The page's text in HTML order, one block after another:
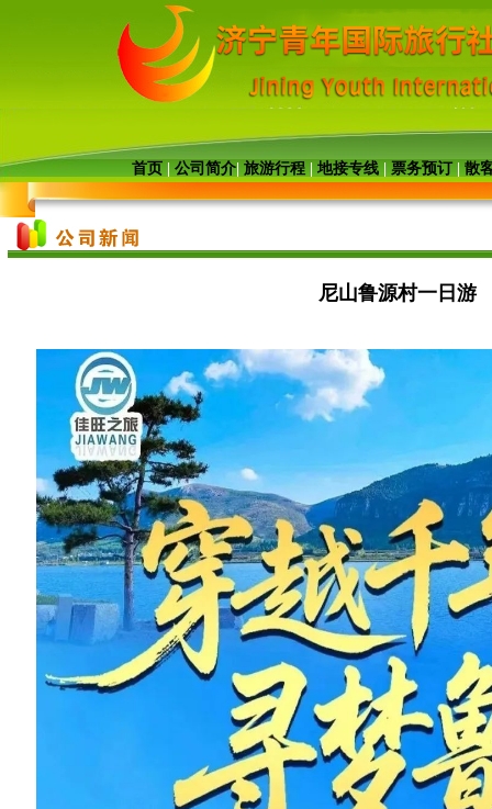
首页| 公司简介| 旅游行程 地接专线| 票务预订| 散
尼山鲁源村一日游